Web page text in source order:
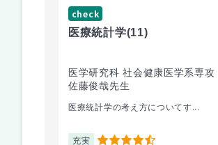
check
医療統計学(11)
医学研究科 社会健康医学系専攻
佐藤俊哉先生
医療統計学の考え方についてす...
充実 4.5